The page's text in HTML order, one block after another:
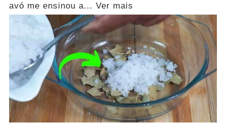
avó me ensinou a... Ver mais